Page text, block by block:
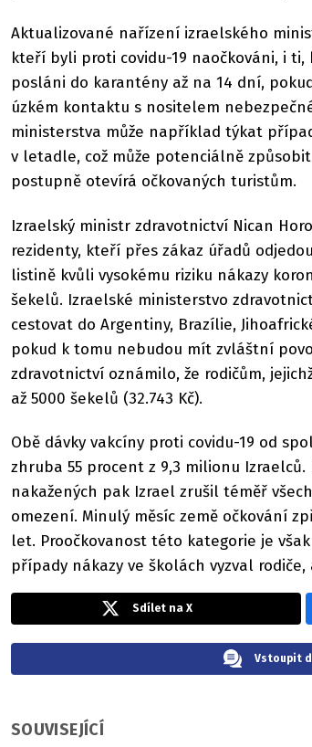
Aktualizované nařízení izraelského
kteří byli proti covidu-19 naočkováni, i
posláni do karantény až na 14 dní,
úzkém kontaktu s nositelem
ministerstva může například týkat
v letadle, což může potenciálně
postupně otevírá očkovaných turistům.
Izraelský ministr zdravotnictví Nican
rezidenty, kteří přes zákaz úřadů
listině kvůli vysokému riziku nákazy
šekelů. Izraelské ministerstvo
cestovat do Argentiny, Brazílie,
pokud k tomu nebudou mít zvláštní
zdravotnictví oznámilo, že rodičům,
až 5000 šekelů (32.743 Kč).
Obě dávky vakcíny proti covidu-19 od
zhruba 55 procent z 9,3 milionu
nakažených pak Izrael zrušil téměř
omezení. Minulý měsíc země očkování
let. Proočkovanost této kategorie je
případy nákazy ve školách vyzval
Sdílet na X
Vstoupit
SOUVISEJÍCÍ